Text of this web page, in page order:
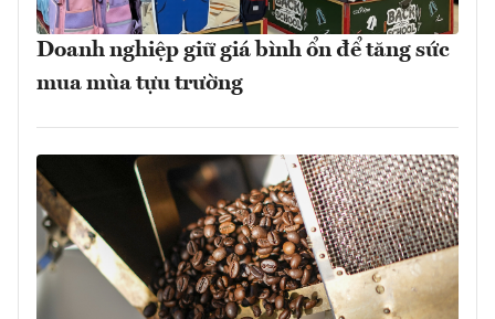
Doanh nghiệp giữ giá bình ổn để tăng sức
mua mùa tựu trường